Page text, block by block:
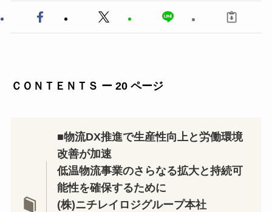
ＣＯＮＴＥＮＴＳ ー 20 ページ
■物流DX推進で生産性向上と労働環境
改善が加速
低温物流事業のさらなる拡大と持続可
能性を確保するために
(株)ニチレイロジグループ本社